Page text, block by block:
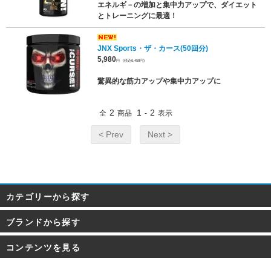
エネルギ－の増加と集中力アップで、ダイエット
とトレーニングに最適！
JNX Sports・ザ・カース(50回分)
5,980円 (税込6,458円)
驚異的な筋力アップや集中力アップに
全 2 商品 1 - 2 表示
< Prev Next >
カテゴリーから探す
ブランドから探す
コンテンツを見る